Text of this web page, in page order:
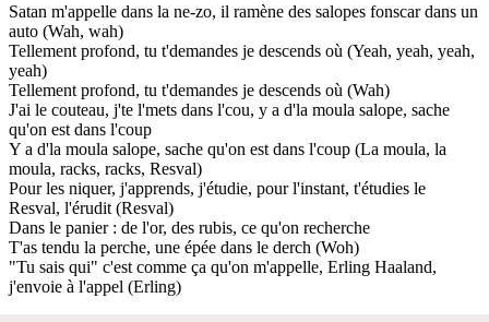
Satan m'appelle dans la ne-zo, il ramène des salopes fonscar dans un
auto (Wah, wah)
Tellement profond, tu t'demandes je descends où (Yeah, yeah, yeah,
yeah)
Tellement profond, tu t'demandes je descends où (Wah)
J'ai le couteau, j'te l'mets dans l'cou, y a d'la moula salope, sache
qu'on est dans l'coup
Y a d'la moula salope, sache qu'on est dans l'coup (La moula, la
moula, racks, racks, Resval)
Pour les niquer, j'apprends, j'étudie, pour l'instant, t'étudies le
Resval, l'érudit (Resval)
Dans le panier : de l'or, des rubis, ce qu'on recherche
T'as tendu la perche, une épée dans le derch (Woh)
"Tu sais qui" c'est comme ça qu'on m'appelle, Erling Haaland,
j'envoie à l'appel (Erling)